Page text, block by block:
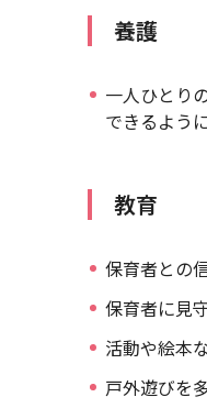
養護
一人ひとり
できるよう
教育
保育者との
保育者に見
活動や絵本
戸外遊びを